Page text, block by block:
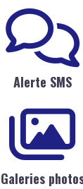
Alerte SMS
Galeries